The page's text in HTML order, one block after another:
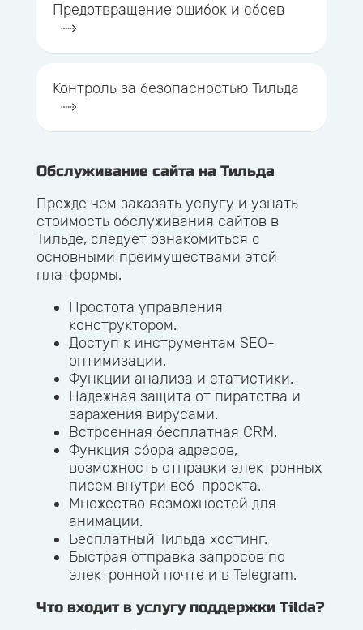
Предотвращение ошибок и сбоев
Контроль за безопасностью Тильда
Обслуживание сайта на Тильда
Прежде чем заказать услугу и узнать
стоимость обслуживания сайтов в
Тильде, следует ознакомиться с
основными преимуществами этой
платформы.
Простота управления
конструктором.
Доступ к инструментам SEO-
оптимизации.
Функции анализа и статистики.
Надежная защита от пиратства и
заражения вирусами.
Встроенная бесплатная CRM.
Функция сбора адресов,
возможность отправки электронных
писем внутри веб-проекта.
Множество возможностей для
анимации.
Бесплатный Тильда хостинг.
Быстрая отправка запросов по
электронной почте и в Telegram.
Что входит в услугу поддержки Tilda?